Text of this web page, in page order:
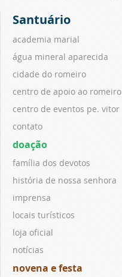
Santuário
academia marial
água mineral aparecida
cidade do romeiro
centro de apoio ao romeiro
centro de eventos pe. vitor
contato
doação
família dos devotos
história de nossa senhora
imprensa
locais turísticos
loja oficial
notícias
novena e festa